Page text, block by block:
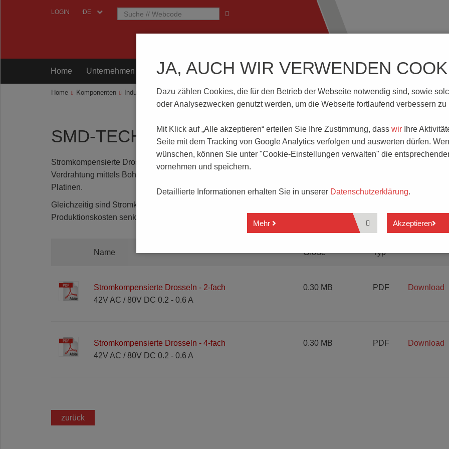
LOGIN
Home Unternehmen Komponenten Prüftechnik Wissenswertes Download | Service Branchen
Home Komponenten Induktivitäten Standard Stromkompensierte Drosseln SMD
SMD-TECHNOLOGIE
Stromkompensierte Drosseln in SMD-Technologie werden direkt auf die Leiterplatte gelötet und benötigen keine
Verdrahtung mittels Bohrlöcher. Dies ermöglicht eine höhere Packungsdichte von elektronischen Bauteilen auf
Platinen.
Gleichzeitig sind Stromkompensierte Drosseln in SMD-Technologie für die Automatische Bestückung geeignet
Produktionskosten senkt.
Name Größe Typ
Stromkompensierte Drosseln - 2-fach
42V AC / 80V DC 0.2 - 0.6 A
0.30 MB PDF Download
Stromkompensierte Drosseln - 4-fach
42V AC / 80V DC 0.2 - 0.6 A
0.30 MB PDF Download
zurück
JA, AUCH WIR VERWENDEN
Dazu zählen Cookies, die für den Betrieb der Webseite notwendig sind, sowie
oder Analysezwecken genutzt werden, um die Webseite fortlaufend verbessern zu
Mit Klick auf „Alle akzeptieren“ erteilen Sie Ihre Zustimmung, dass wir Ihre
Seite mit dem Tracking von Google Analytics verfolgen und auswerten dürfen.
wünschen, können Sie unter "Cookie-Einstellungen verwalten" die
vornehmen und speichern.
Detaillierte Informationen erhalten Sie in unserer Datenschutzerklärung.
Mehr Akzeptieren